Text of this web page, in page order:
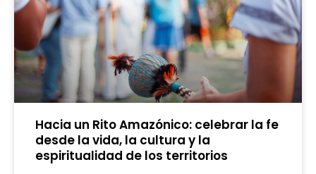
Hacia un Rito Amazónico: celebrar la fe
desde la vida, la cultura y la
espiritualidad de los territorios